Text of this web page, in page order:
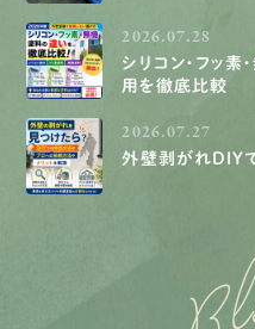
2026.07.28
シリコン・フッ素
用を徹底比較
2026.07.27
外壁剥がれDIY